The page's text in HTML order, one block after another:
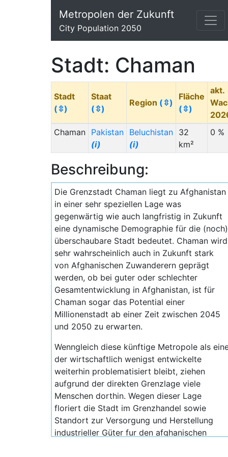
Metropolen der Zukunft
City Population 2050
Stadt: Chaman
Stadt
(⇳)
Staat
(⇳)
Region (⇳)
Fläche
(⇳)
akt.
Chaman
Pakistan
(i)
Beluchistan
(i)
32
km²
0 %
Beschreibung:
Die Grenzstadt Chaman liegt zu Afghanistan
in einer sehr speziellen Lage was
gegenwärtig wie auch langfristig in Zukunft
eine dynamische Demographie für die (noch)
überschaubare Stadt bedeutet. Chaman wird
sehr wahrscheinlich auch in Zukunft stark
von Afghanischen Zuwanderern geprägt
werden, ob bei guter oder schlechter
Gesamtentwicklung in Afghanistan, ist für
Chaman sogar das Potential einer
Millionenstadt ab einer Zeit zwischen 2045
und 2050 zu erwarten.
Wenngleich diese künftige Metropole als
der wirtschaftlich wenigst entwickelte
weiterhin problematisiert bleibt, ziehen
aufgrund der direkten Grenzlage viele
Menschen dorthin. Wegen dieser Lage
floriert die Stadt im Grenzhandel sowie
Standort zur Versorgung und Herstellung
industrieller Güter fur den afghanischen